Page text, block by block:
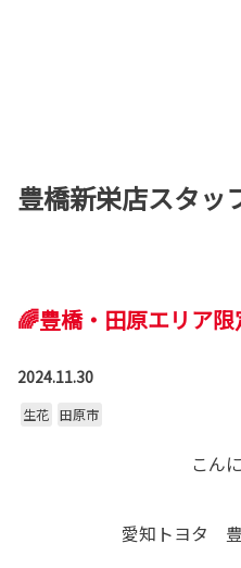
豊橋新栄店スタッ
🌈豊橋・田原エリア
2024.11.30
生花 田原市
こん
愛知トヨタ